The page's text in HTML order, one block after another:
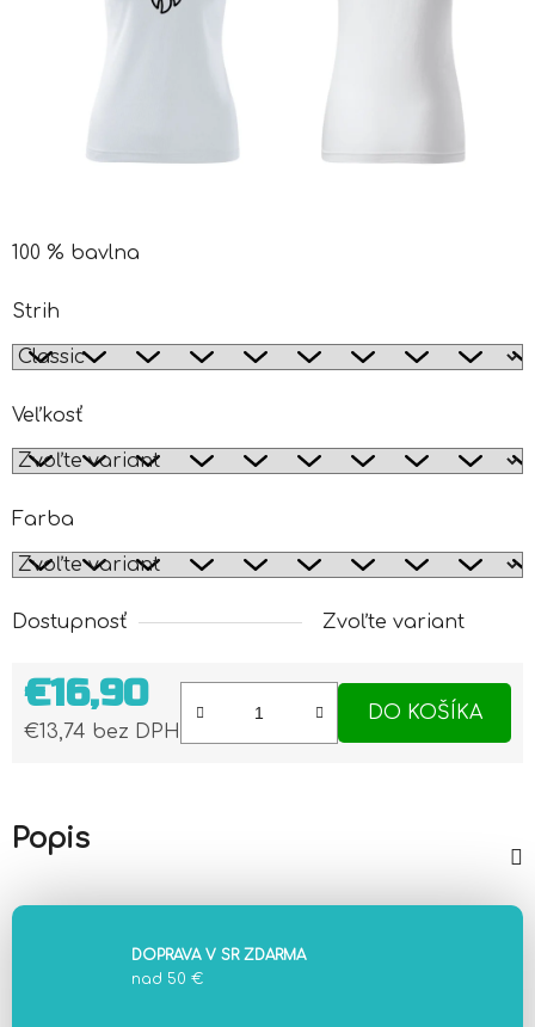
100 % bavlna
Strih
Veľkosť
Farba
Dostupnosť Zvoľte variant
€16,90
€13,74 bez DPH
DO KOŠÍKA
Popis
DOPRAVA V SR ZDARMA
nad 50 €